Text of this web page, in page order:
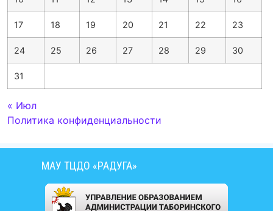
17 18 19 20 21 22 23
24 25 26 27 28 29 30
31
« Июл
Политика конфиденциальности
МАУ ТЦДО «РАДУГА»